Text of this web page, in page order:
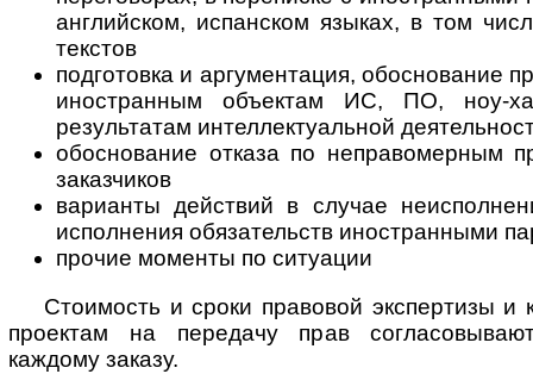
английском, испанском языках, в том
текстов
подготовка и аргументация, обоснование
иностранным объектам ИС, ПО, ноу-
результатам интеллектуальной
обоснование отказа по неправомерным
заказчиков
варианты действий в случае
исполнения обязательств иностранными
прочие моменты по ситуации
Стоимость и сроки правовой экспертизы и
проектам на передачу прав
каждому заказу.